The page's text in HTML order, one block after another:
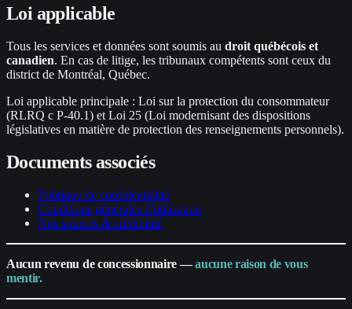
Loi applicable
Tous les services et données sont soumis au droit québécois et
canadien. En cas de litige, les tribunaux compétents sont ceux du
district de Montréal, Québec.
Loi applicable principale : Loi sur la protection du consommateur
(RLRQ c P-40.1) et Loi 25 (Loi modernisant des dispositions
législatives en matière de protection des renseignements personnels).
Documents associés
Politique de confidentialité
Conditions générales d'utilisation
Nos sources & crédibilité
Aucun revenu de concessionnaire — aucune raison de vous
mentir.